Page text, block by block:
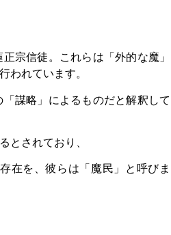
宗信徒。これらは「外的な魔」
われています。
謀略」によるものだと解釈して
とされており、
在を、彼らは「魔民」と呼びま